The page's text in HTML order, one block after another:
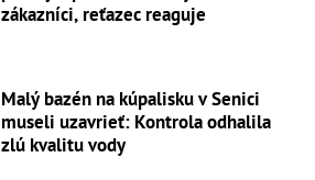
zákazníci, reťazec reaguje
Malý bazén na kúpalisku v Senici
museli uzavrieť: Kontrola odhalila
zlú kvalitu vody